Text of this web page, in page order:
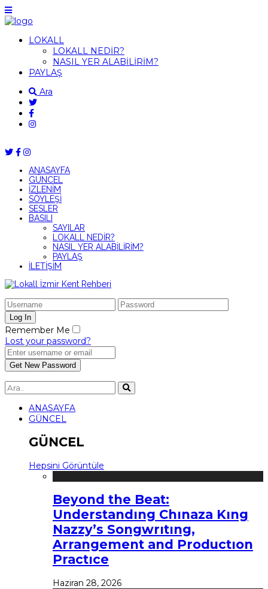
LOKALL
LOKALL NEDİR?
NASIL YER ALABİLİRİM?
PAYLAŞ
Ara
ANASAYFA
GÜNCEL
İZLENİM
SÖYLEŞİ
SESLER
BASILI
SAYILAR
LOKALL NEDİR?
NASIL YER ALABİLİRİM?
PAYLAŞ
İLETİŞİM
Remember Me
Lost your password?
ANASAYFA
GÜNCEL
GÜNCEL
Hepsini Görüntüle
Beyond the Beat:
Understandıng Chınaza Kıng
Nazzy’s Songwrıtıng,
Arrangement and Productıon
Practıce
Haziran 28, 2026